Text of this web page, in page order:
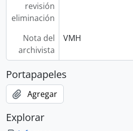
revisión
eliminación
Nota del
archivista
VMH
Portapapeles
Agregar
Explorar